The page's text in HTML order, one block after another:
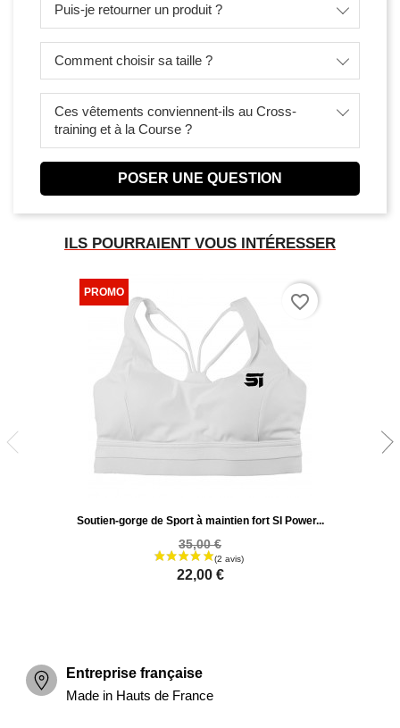
Puis-je retourner un produit ?
Comment choisir sa taille ?
Ces vêtements conviennent-ils au Cross-
training et à la Course ?
POSER UNE QUESTION
ILS POURRAIENT VOUS INTÉRESSER
Soutien-gorge de Sport à maintien fort SI Power...
35,00 €
22,00 €
favorite_border
Entreprise française
Made in Hauts de France